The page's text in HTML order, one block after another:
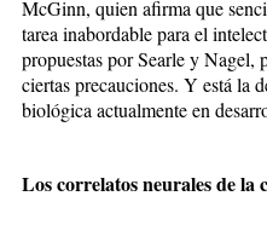
McGinn, quien afirma que
tarea inabordable para el
propuestas por Searle y Nagel,
ciertas precauciones. Y está la
biológica actualmente en
Los correlatos neurales de la